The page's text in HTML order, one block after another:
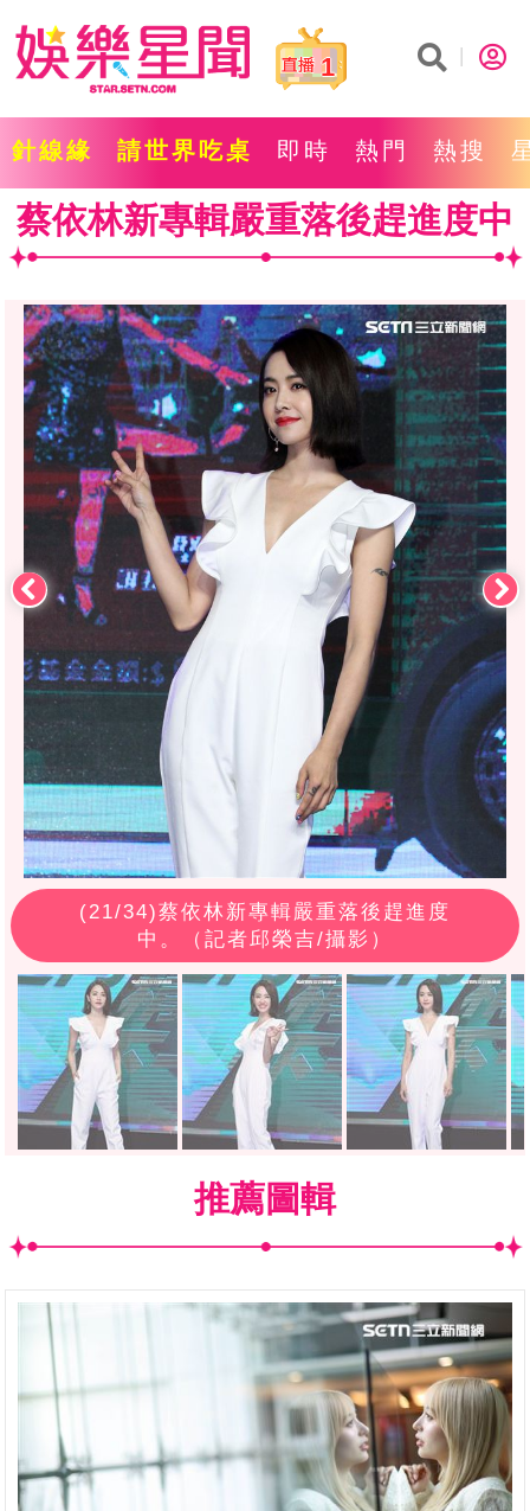
1
針線緣 請世界吃桌 即時 熱門 熱搜
蔡依林新專輯嚴重落後趕進度中
(21/34)蔡依林新專輯嚴重落後趕進度
中。（記者邱榮吉/攝影）
推薦圖輯